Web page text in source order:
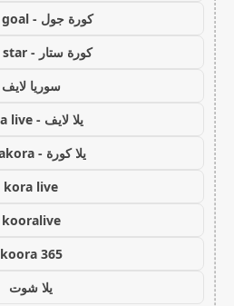
كورة جول - kora goal
كورة ستار - kora star
سوريا لايف
يلا لايف - yalla live
يلا كورة - yallakora
kora live
kooralive
koora 365
يلا شوت